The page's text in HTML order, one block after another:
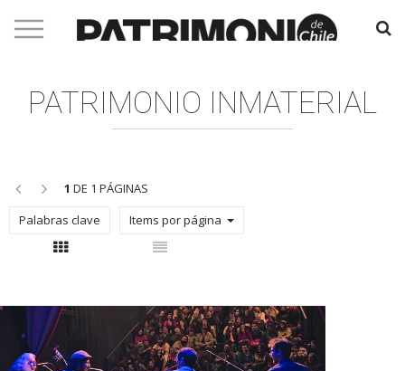
PATRIMONIO INMATERIAL
<< >> 1 DE 1 PÁGINAS
Palabras clave
Items por página
Con thumbnail Sin thumbnail